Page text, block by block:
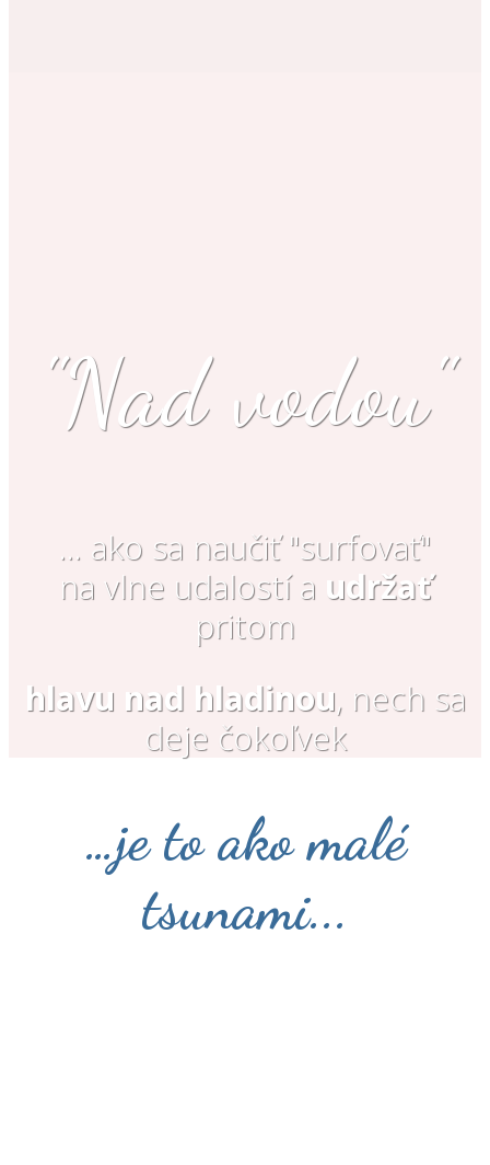
"Nad vodou"
… ako sa naučiť "surfovať"
na vlne udalostí a udržať
pritom
hlavu nad hladinou, nech sa
deje čokoľvek
…je to ako malé
tsunami...